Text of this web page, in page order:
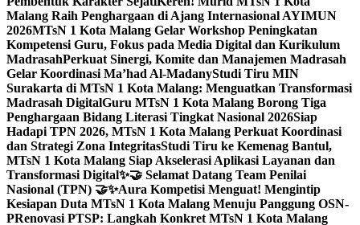
Malang Raih Penghargaan di Ajang Internasional AYIMUN
2026MTsN 1 Kota Malang Gelar Workshop Peningkatan
Kompetensi Guru, Fokus pada Media Digital dan Kurikulum
MadrasahPerkuat Sinergi, Komite dan Manajemen Madrasah
Gelar Koordinasi Ma’had Al-MadanyStudi Tiru MIN
Surakarta di MTsN 1 Kota Malang: Menguatkan Transformasi
Madrasah DigitalGuru MTsN 1 Kota Malang Borong Tiga
Penghargaan Bidang Literasi Tingkat Nasional 2026Siap
Hadapi TPN 2026, MTsN 1 Kota Malang Perkuat Koordinasi
dan Strategi Zona IntegritasStudi Tiru ke Kemenag Bantul,
MTsN 1 Kota Malang Siap Akselerasi Aplikasi Layanan dan
Transformasi Digital✨🤝 Selamat Datang Team Penilai
Nasional (TPN) 🤝✨Aura Kompetisi Menguat! Mengintip
Kesiapan Duta MTsN 1 Kota Malang Menuju Panggung OSN-
PRenovasi PTSP: Langkah Konkret MTsN 1 Kota Malang